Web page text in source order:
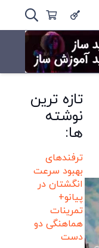
تازه ترین
نوشته
ها:
ترفندهای
بهبود سرعت
انگشتان در
پیانو+
تمرینات
هماهنگی دو
دست